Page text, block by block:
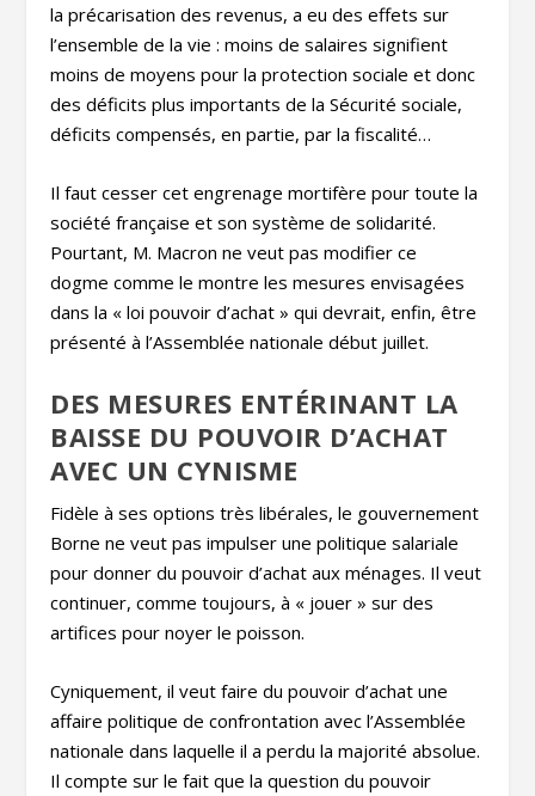
la précarisation des revenus, a eu des effets sur
l’ensemble de la vie : moins de salaires signifient
moins de moyens pour la protection sociale et donc
des déficits plus importants de la Sécurité sociale,
déficits compensés, en partie, par la fiscalité…
Il faut cesser cet engrenage mortifère pour toute la
société française et son système de solidarité.
Pourtant, M. Macron ne veut pas modifier ce
dogme comme le montre les mesures envisagées
dans la « loi pouvoir d’achat » qui devrait, enfin, être
présenté à l’Assemblée nationale début juillet.
DES MESURES ENTÉRINANT LA
BAISSE DU POUVOIR D’ACHAT
AVEC UN CYNISME
Fidèle à ses options très libérales, le gouvernement
Borne ne veut pas impulser une politique salariale
pour donner du pouvoir d’achat aux ménages. Il veut
continuer, comme toujours, à « jouer » sur des
artifices pour noyer le poisson.
Cyniquement, il veut faire du pouvoir d’achat une
affaire politique de confrontation avec l’Assemblée
nationale dans laquelle il a perdu la majorité absolue.
Il compte sur le fait que la question du pouvoir